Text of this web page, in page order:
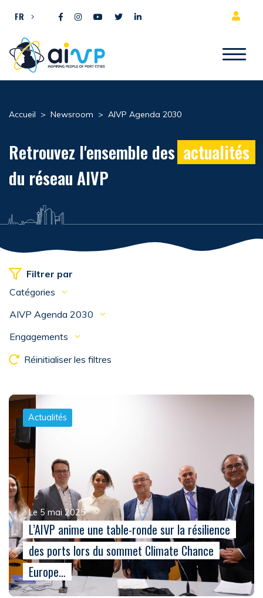
FR
Accueil > Newsroom > AIVP Agenda 2030
Retrouvez l'ensemble des actualités
du réseau AIVP
Filtrer par
Catégories
AIVP Agenda 2030
Engagements
Réinitialiser les filtres
Actualités
Le 5 mai 2025
L’AIVP anime une table-ronde sur la résilience
des ports lors du sommet Climate Chance
Europe…